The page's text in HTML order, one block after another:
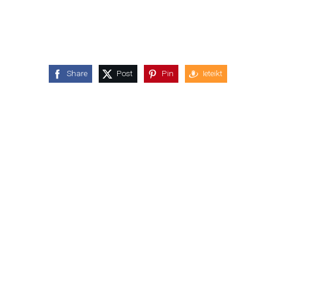
Share Post Pin Ieteikt